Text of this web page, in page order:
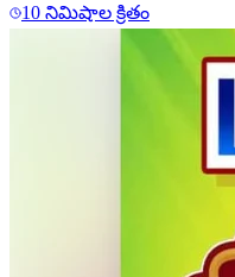
10 నిమిషాల క్రితం